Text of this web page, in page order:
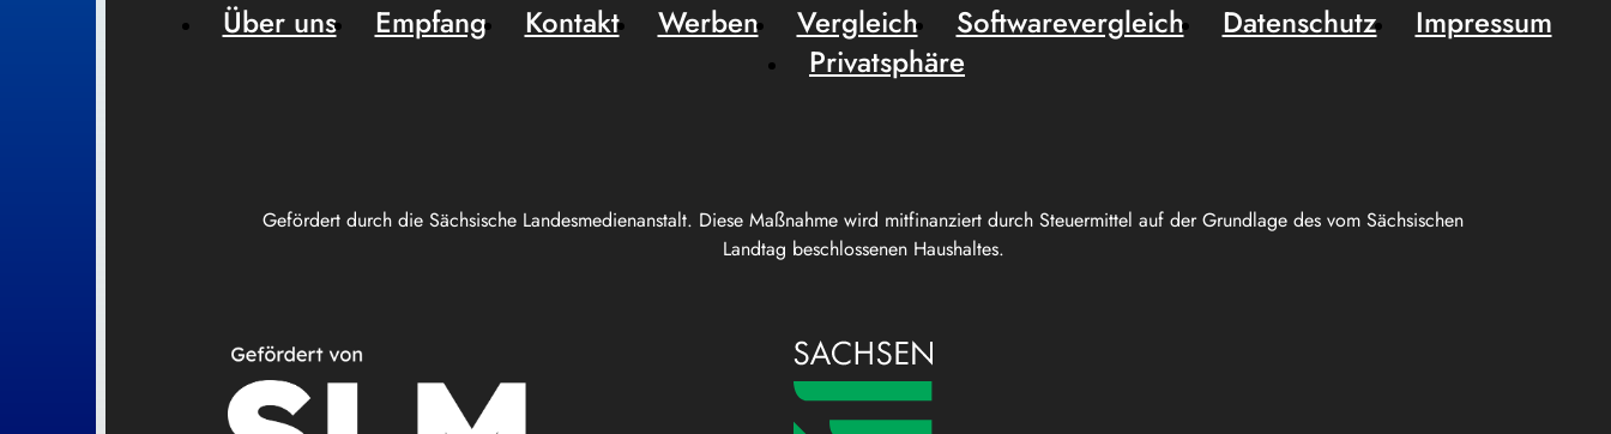
Gefördert durch die Sächsische Landesmedienanstalt. Diese Maßnahme wird mitfinanziert durch Steuermittel auf der Grundlage des vom Sächsischen
Landtag beschlossenen Haushaltes.
Über uns Empfang Kontakt Werben Vergleich Softwarevergleich Datenschutz
Impressum
Privatsphäre